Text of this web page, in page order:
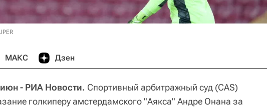
МАКС Дзен
- РИА Новости. Спортивный арбитражный суд (CAS)
голкиперу амстердамского "Аякса" Андре Онана за